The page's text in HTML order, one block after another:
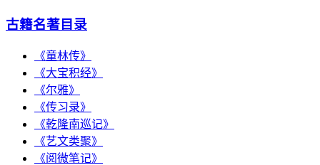
古籍名著目录
《童林传》
《大宝积经》
《尔雅》
《传习录》
《乾隆南巡记》
《艺文类聚》
《阅微笔记》